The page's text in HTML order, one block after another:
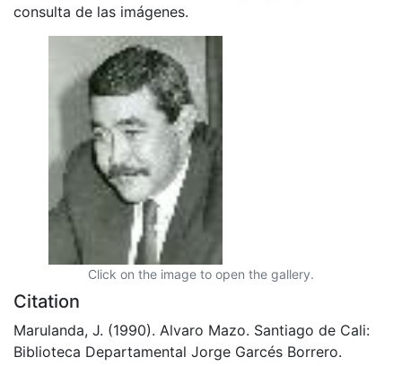
consulta de las imágenes.
Click on the image to open the gallery.
Citation
Marulanda, J. (1990). Alvaro Mazo. Santiago de Cali:
Biblioteca Departamental Jorge Garcés Borrero.